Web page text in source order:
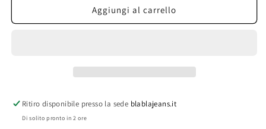
body
isabel
body
Aggiungi al carrello
Ritiro disponibile presso la sede blablajeans.it
Di solito pronto in 2 ore